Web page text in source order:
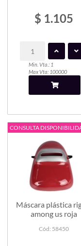
$ 1.105
Min. Vta.: 1
Max Vta: 100000
CONSULTA
Máscara plástica
among us roja
Cód: 58450